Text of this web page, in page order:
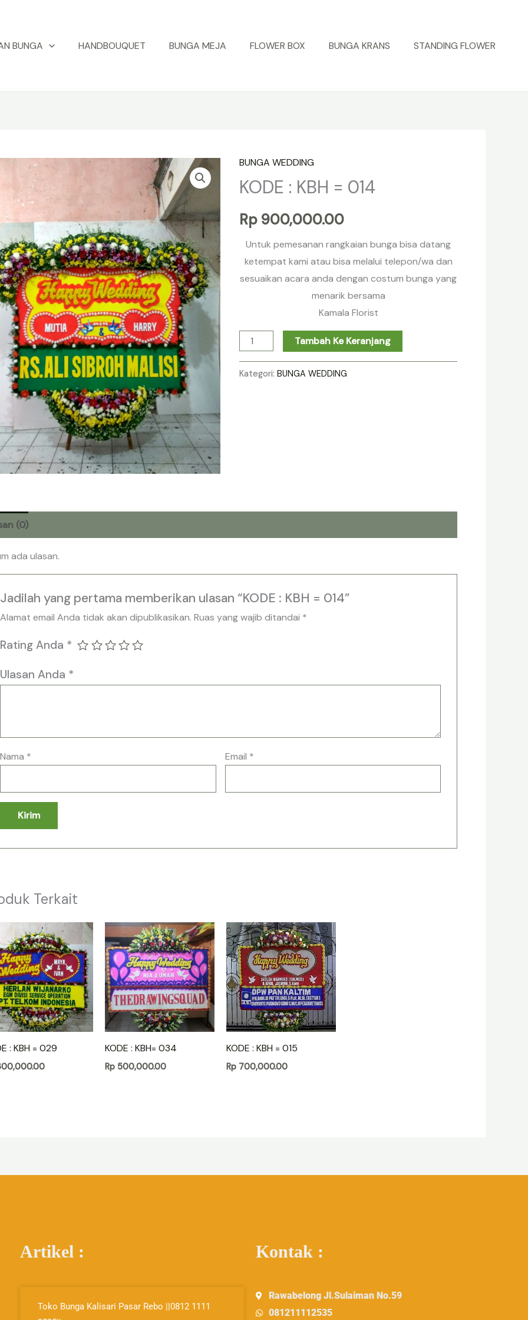
BUNGA HANDBOUQUET BUNGA MEJA FLOWER BOX BUNGA KRANS STANDING FLOWER
BUNGA WEDDING
KODE : KBH = 014
Rp 900,000.00
Untuk pemesanan rangkaian bunga bisa datang
ketempat kami atau bisa melalui telepon/wa dan
sesuaikan acara anda dengan costum bunga yang
menarik bersama
Kamala Florist
Kuantitas
KODE
KBH
014
Tambah Ke Keranjang
Kategori:BUNGA WEDDING
(0)
ada ulasan.
Jadilah yang pertama memberikan ulasan “KODE : KBH = 014”
Alamat email Anda tidak akan dipublikasikan. Ruas yang wajib ditandai *
Rating Anda *
Ulasan Anda *
Nama * Email *
Terkait
: KBH = 029 KODE : KBH= 034
Rp 500,000.00
KODE : KBH = 015
Rp 700,000.00
Artikel :
Toko Bunga Kalisari Pasar Rebo ||0812 1111
Kontak :
Rawabelong Jl.Sulaiman No.59
081211112535